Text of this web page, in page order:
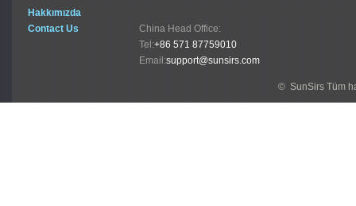
Hakkımızda
Contact Us
China Head Office:
Tel:+86 571 87759010
Email:support@sunsirs.com
© SunSirs Tüm